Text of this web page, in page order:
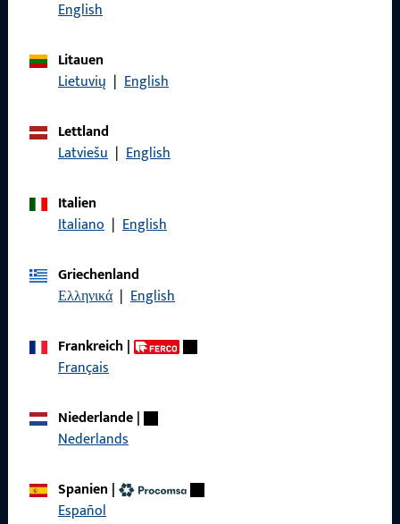
English
Litauen
Lietuvių | English
Lettland
Latviešu | English
Italien
Italiano | English
Griechenland
Ελληνικά | English
Frankreich|
Français
Niederlande|
Nederlands
Spanien |
Español
Impressum